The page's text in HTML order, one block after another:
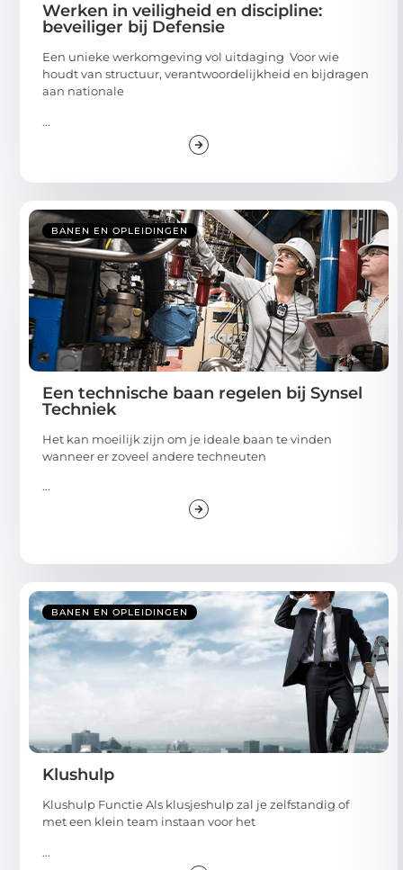
Werken in veiligheid en discipline:
beveiliger bij Defensie
Een unieke werkomgeving vol uitdaging Voor wie
houdt van structuur, verantwoordelijkheid en bijdragen
aan nationale
...
BANEN EN OPLEIDINGEN
Een technische baan regelen bij Synsel
Techniek
Het kan moeilijk zijn om je ideale baan te vinden
wanneer er zoveel andere techneuten
...
BANEN EN OPLEIDINGEN
Klushulp
Klushulp Functie Als klusjeshulp zal je zelfstandig of
met een klein team instaan voor het
...